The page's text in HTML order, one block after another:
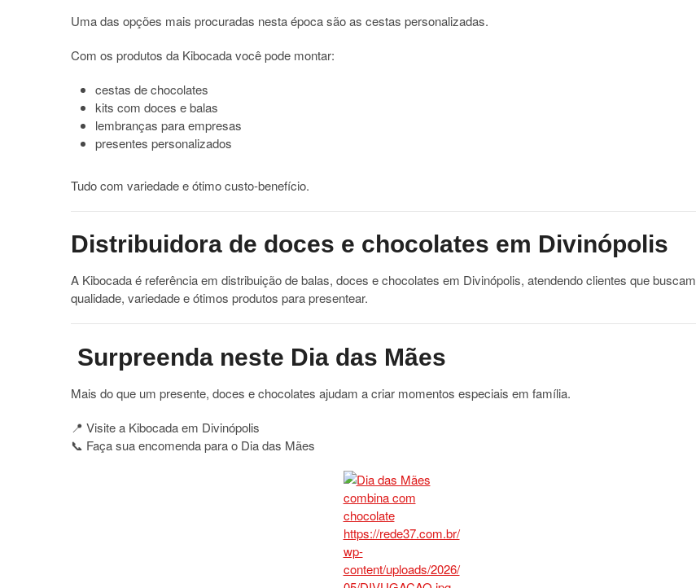
Uma das opções mais procuradas nesta época são as cestas personalizadas.
Com os produtos da Kibocada você pode montar:
cestas de chocolates
kits com doces e balas
lembranças para empresas
presentes personalizados
Tudo com variedade e ótimo custo-benefício.
Distribuidora de doces e chocolates em Divinópolis
A Kibocada é referência em distribuição de balas, doces e chocolates em Divinópolis, atendendo clientes que buscam
qualidade, variedade e ótimos produtos para presentear.
Surpreenda neste Dia das Mães
Mais do que um presente, doces e chocolates ajudam a criar momentos especiais em família.
📍 Visite a Kibocada em Divinópolis
📞 Faça sua encomenda para o Dia das Mães